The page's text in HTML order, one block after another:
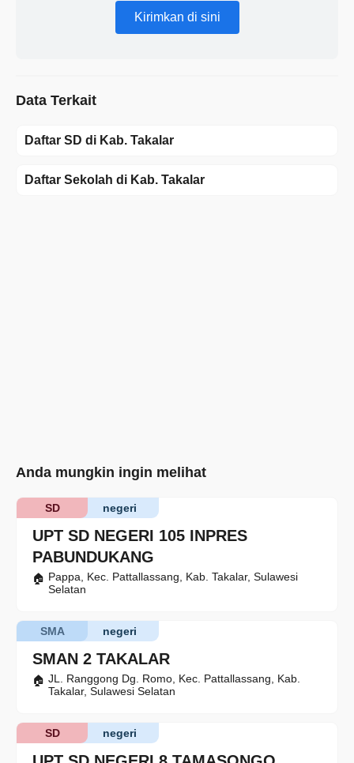
Kirimkan di sini
Data Terkait
Daftar SD di Kab. Takalar
Daftar Sekolah di Kab. Takalar
Anda mungkin ingin melihat
UPT SD NEGERI 105 INPRES
PABUNDUKANG
negeri
SD
Pappa, Kec. Pattallassang, Kab. Takalar, Sulawesi
Selatan
SMAN 2 TAKALAR
negeri
SMA
JL. Ranggong Dg. Romo, Kec. Pattallassang, Kab.
Takalar, Sulawesi Selatan
negeri
SD